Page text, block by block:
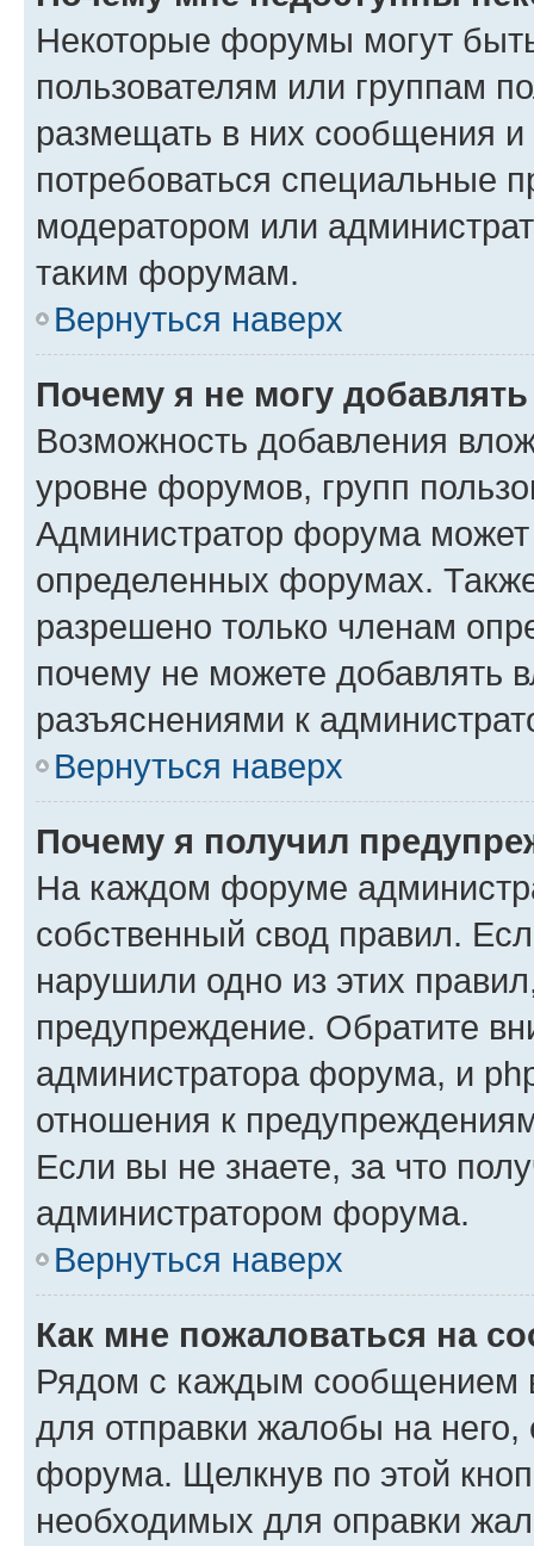
Некоторые форумы могут
пользователям или группам
размещать в них сообщения
потребоваться специальные
модератором или
таким форумам.
Вернуться наверх
Почему я не могу
Возможность добавления
уровне форумов, групп
Администратор форума
определенных форумах.
разрешено только членам
почему не можете добавлять
разъяснениями к
Вернуться наверх
Почему я получил
На каждом форуме
собственный свод правил.
нарушили одно из этих
предупреждение. Обратите
администратора форума, и
отношения к
Если вы не знаете, за что
администратором форума.
Вернуться наверх
Как мне пожаловаться на
Рядом с каждым сообщением
для отправки жалобы на
форума. Щелкнув по этой
необходимых для оправки